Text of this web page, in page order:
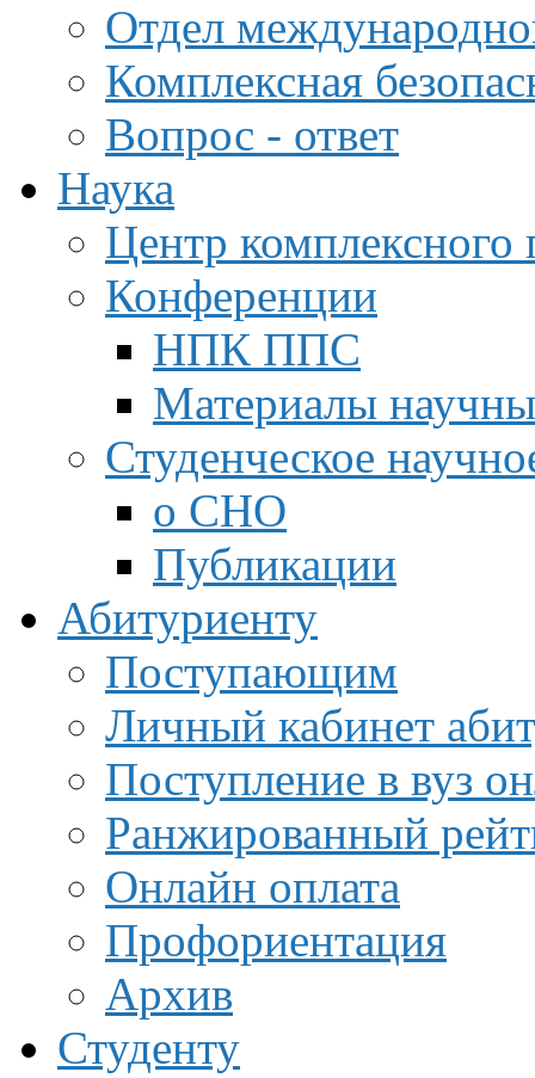
Отдел
Комплексная
Вопрос - ответ
Наука
Центр
Конференции
НПК ППС
Материалы
Студенческое
о СНО
Публикации
Абитуриенту
Поступающим
Личный кабинет
Поступление в вуз
Ранжированный
Онлайн оплата
Профориентация
Архив
Студенту